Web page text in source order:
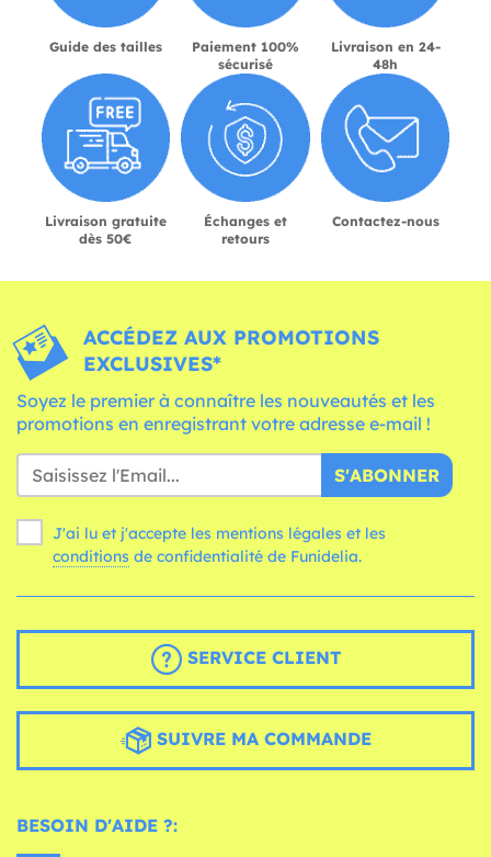
Guide des tailles
Paiement 100%
sécurisé
Livraison en 24-
48h
Livraison gratuite
dès 50€
Échanges et
retours
Contactez-nous
ACCÉDEZ AUX PROMOTIONS
EXCLUSIVES*
Soyez le premier à connaître les nouveautés et les
promotions en enregistrant votre adresse e-mail !
S'ABONNER
J'ai lu et j'accepte les mentions légales et les
conditions de confidentialité de Funidelia.
SERVICE CLIENT
SUIVRE MA COMMANDE
BESOIN D'AIDE ?: